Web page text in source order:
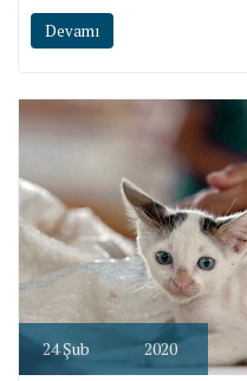
Devamı
24Şub 2020